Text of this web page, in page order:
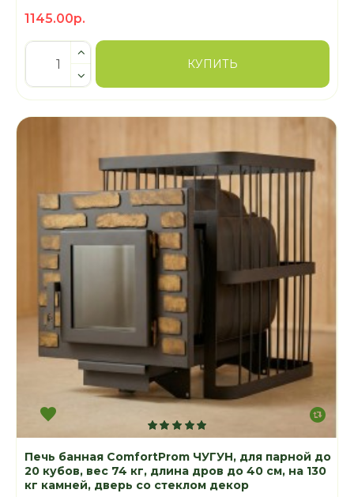
1145.00р.
КУПИТЬ
Печь банная ComfortProm ЧУГУН, для парной до
20 кубов, вес 74 кг, длина дров до 40 см, на 130
кг камней, дверь со стеклом декор